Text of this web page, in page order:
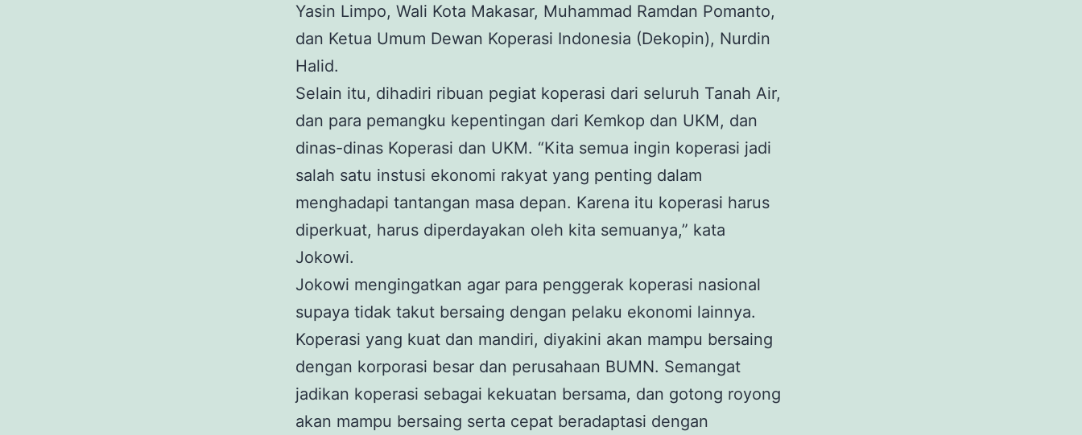
Yasin Limpo, Wali Kota Makasar, Muhammad Ramdan Pomanto,
dan Ketua Umum Dewan Koperasi Indonesia (Dekopin), Nurdin
Halid.
Selain itu, dihadiri ribuan pegiat koperasi dari seluruh Tanah Air,
dan para pemangku kepentingan dari Kemkop dan UKM, dan
dinas-dinas Koperasi dan UKM. “Kita semua ingin koperasi jadi
salah satu instusi ekonomi rakyat yang penting dalam
menghadapi tantangan masa depan. Karena itu koperasi harus
diperkuat, harus diperdayakan oleh kita semuanya,” kata
Jokowi.
Jokowi mengingatkan agar para penggerak koperasi nasional
supaya tidak takut bersaing dengan pelaku ekonomi lainnya.
Koperasi yang kuat dan mandiri, diyakini akan mampu bersaing
dengan korporasi besar dan perusahaan BUMN. Semangat
jadikan koperasi sebagai kekuatan bersama, dan gotong royong
akan mampu bersaing serta cepat beradaptasi dengan